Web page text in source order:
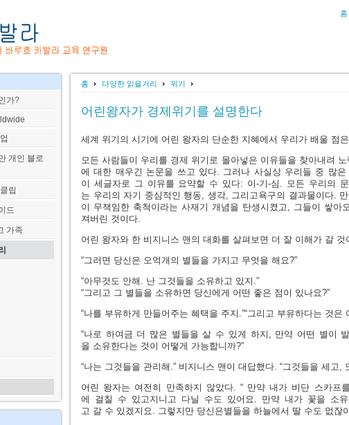
홈
홈 다양한 읽을거리 위기
어린왕자가 경제위기를 설명한다
세계 위기의 시기에 어린 왕자의 단순한 지혜에서 우리가 배울 점
모든 사람들이 우리를 경제 위기로 몰아넣은 이유들을 찾아내려
에 대한 매우긴 논문을 쓰고 있다. 그러나 사실상 우리들 중 많
이 세글자로 그 이유를 요약할 수 있다: 이-기-심. 모든 우리의
는 우리의 자기 중심적인 행동, 생각, 그리고욕구의 결과물이다.
이 무책임한 축척이라는 사재기 개념을 탄생시켰고, 그들이 쌓아
져버린 것이다.
어린 왕자와 한 비지니스 맨의 대화를 살펴보면 더 잘 이해가 갈 것
“그러면 당신은 오억개의 별들을 가지고 무엇을 해요?”
“아무것도 안해. 난 그것들을 소유하고 있지.”
“그리고 그 별들을 소유하면 당신에게 어떤 좋은 점이 있나요?”
“나를 부유하게 만들어주는 혜택을 주지.”“그리고 부유하다는 것은
“나로 하여금 더 많은 별들을 살 수 있게 하지, 만약 어떤 별이
을 소유한다는 것이 어떻게 가능합니까?”
“나는 그것들을 관리해.” 비지니스 맨이 대답했다. “그것들을 세고,
어린 왕자는 여전히 만족하지 않았다. “ 만약 내가 비단 스카프
에 걸칠 수 있고지니고 다닐 수도 있어요. 만약 내가 꽃을 소
고 갈 수 있겠지요. 그렇지만 당신은별들을 하늘에서 딸 수도 없잖
가?
개인 블로
립
드
가족